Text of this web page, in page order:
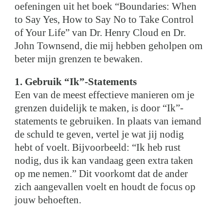
oefeningen uit het boek “Boundaries: When
to Say Yes, How to Say No to Take Control
of Your Life” van Dr. Henry Cloud en Dr.
John Townsend, die mij hebben geholpen om
beter mijn grenzen te bewaken.
1. Gebruik “Ik”-Statements
Een van de meest effectieve manieren om je
grenzen duidelijk te maken, is door “Ik”-
statements te gebruiken. In plaats van iemand
de schuld te geven, vertel je wat jij nodig
hebt of voelt. Bijvoorbeeld: “Ik heb rust
nodig, dus ik kan vandaag geen extra taken
op me nemen.” Dit voorkomt dat de ander
zich aangevallen voelt en houdt de focus op
jouw behoeften.